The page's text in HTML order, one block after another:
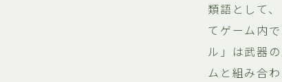
類語として
てゲーム内
ル」は武器
ムと組み合わ